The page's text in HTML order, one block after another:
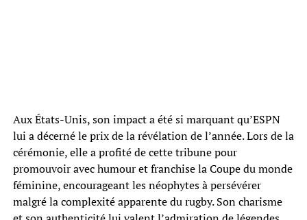
Aux États-Unis, son impact a été si marquant qu’ESPN
lui a décerné le prix de la révélation de l’année. Lors de la
cérémonie, elle a profité de cette tribune pour
promouvoir avec humour et franchise la Coupe du monde
féminine, encourageant les néophytes à persévérer
malgré la complexité apparente du rugby. Son charisme